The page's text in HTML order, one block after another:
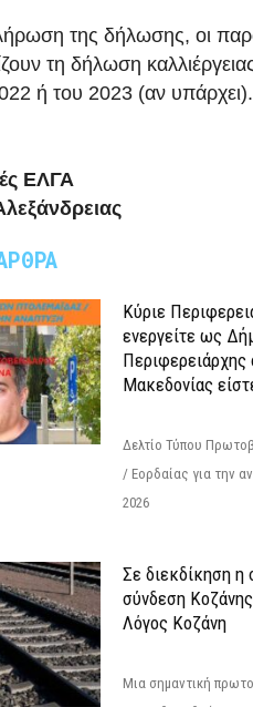
της δήλωσης, οι
τη δήλωση
ή του 2023 (αν υπάρχει).
ΕΛΓΑ
Κύριε
ενεργείτε ως
Περιφερειάρχης
Μακεδονίας
Δελτίο Τύπου
/ Εορδαίας για την
2026
Σε διεκδίκηση η
σύνδεση
Λόγος Κοζάνη
Μια σημαντική